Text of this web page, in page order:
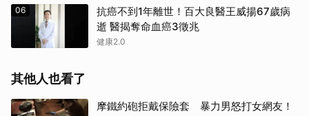
06
抗癌不到1年離世！百大良醫王威揚67歲病
逝 醫揭奪命血癌3徵兆
健康2.0
其他人也看了
摩鐵約砲拒戴保險套 暴力男怒打女網友！